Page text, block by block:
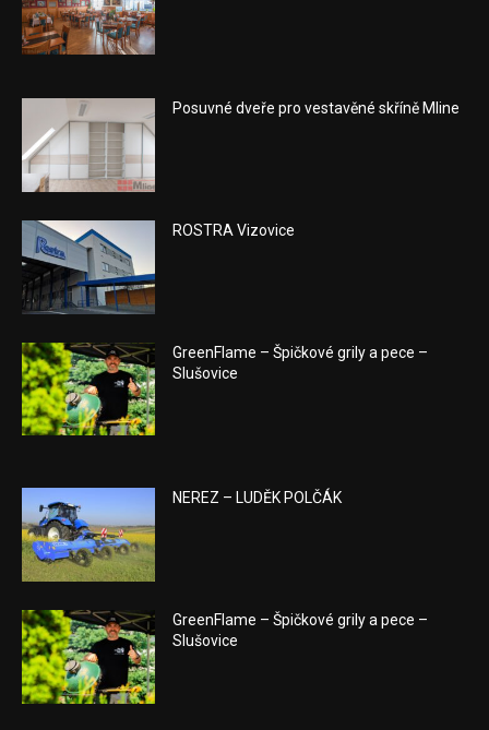
Posuvné dveře pro vestavěné skříně Mline
ROSTRA Vizovice
GreenFlame – Špičkové grily a pece –
Slušovice
NEREZ – LUDĚK POLČÁK
GreenFlame – Špičkové grily a pece –
Slušovice